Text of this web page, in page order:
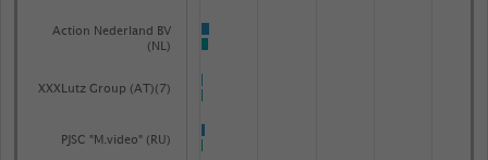
Action Nederland BV
(NL)
XXXLutz Group (AT)(7)
PJSC "M.video" (RU)